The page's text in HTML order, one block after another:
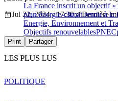
La France inscrit un objectif «
plan énergie-climat rendu à la
Jul 22, 2024 - 17:30
Dernière
Energie, Environnement et
Objectifs renouvelablesPNEC
Print Partager
LES PLUS LUS
POLITIQUE